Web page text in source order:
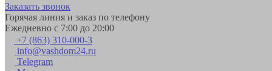
Заказать звонок
Горячая линия и заказ по телефону
Ежедневно с 7:00 до 20:00
+7 (863) 310-000-3
info@vashdom24.ru
Telegram